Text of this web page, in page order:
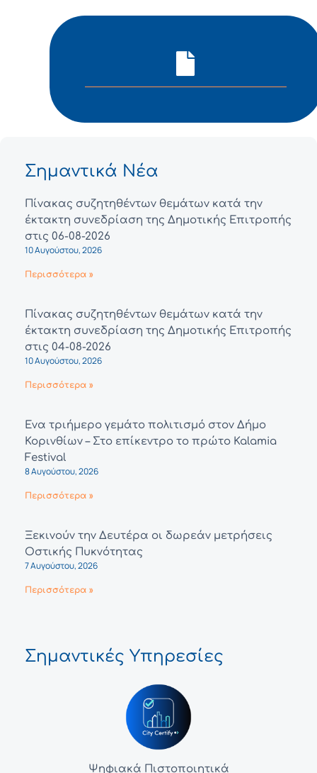
Σημαντικά Νέα
Πίνακας συζητηθέντων θεμάτων κατά την
έκτακτη συνεδρίαση της Δημοτικής Επιτροπής
στις 06-08-2026
10 Αυγούστου, 2026
Περισσότερα »
Πίνακας συζητηθέντων θεμάτων κατά την
έκτακτη συνεδρίαση της Δημοτικής Επιτροπής
στις 04-08-2026
10 Αυγούστου, 2026
Περισσότερα »
Ένα τριήμερο γεμάτο πολιτισμό στον Δήμο
Κορινθίων – Στο επίκεντρο το πρώτο Kalamia
Festival
8 Αυγούστου, 2026
Περισσότερα »
Ξεκινούν την Δευτέρα οι δωρεάν μετρήσεις
Οστικής Πυκνότητας
7 Αυγούστου, 2026
Περισσότερα »
Σημαντικές Υπηρεσίες
Ψηφιακά Πιστοποιητικά